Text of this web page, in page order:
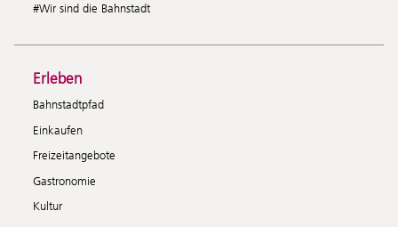
#Wir sind die Bahnstadt
Erleben
Bahnstadtpfad
Einkaufen
Freizeitangebote
Gastronomie
Kultur